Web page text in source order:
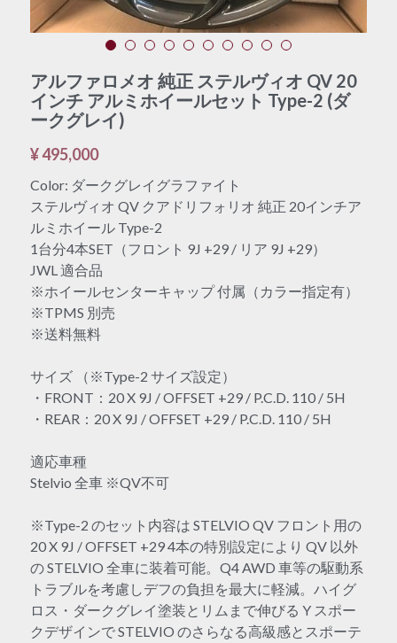
アルファロメオ 純正 ステルヴィオ QV 20
インチ アルミホイールセット Type-2 (ダ
ークグレイ)
¥ 495,000
Color: ダークグレイグラファイト
ステルヴィオ QV クアドリフォリオ 純正 20インチア
ルミホイール Type-2
1台分4本SET（フロント 9J +29 / リア 9J +29）
JWL 適合品
※ホイールセンターキャップ 付属（カラー指定有）
※TPMS 別売
※送料無料
サイズ （※Type-2 サイズ設定）
・FRONT：20 X 9J / OFFSET +29 / P.C.D. 110 / 5H
・REAR：20 X 9J / OFFSET +29 / P.C.D. 110 / 5H
適応車種
Stelvio 全車 ※QV不可
※Type-2 のセット内容は STELVIO QV フロント用の
20 X 9J / OFFSET +29 4本の特別設定により QV 以外
の STELVIO 全車に装着可能。Q4 AWD 車等の駆動系
トラブルを考慮しデフの負担を最大に軽減。ハイグ
ロス・ダークグレイ塗装とリムまで伸びる Y スポー
クデザインで STELVIO のさらなる高級感とスポーテ